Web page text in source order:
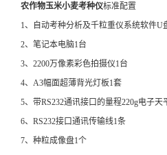
农作物玉米小麦考种仪标准配置
1、自动考种分析及千粒重仪系统软件U
2、笔记本电脑1台
3、2200万像素彩色拍摄仪1台
4、A3幅面超薄背光灯板1套
5、带RS232通讯接口的量程220g电子天
6、RS232接口通讯传输线1条
7、种粒成像盘1个